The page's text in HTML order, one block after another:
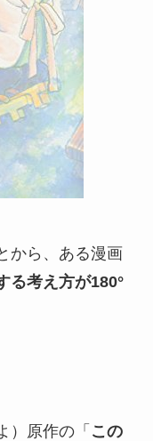
から、ある漫画
る考え方が180°
）原作の「 この